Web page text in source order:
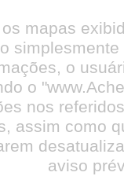
mapas
o
o
nos
assim como
aviso